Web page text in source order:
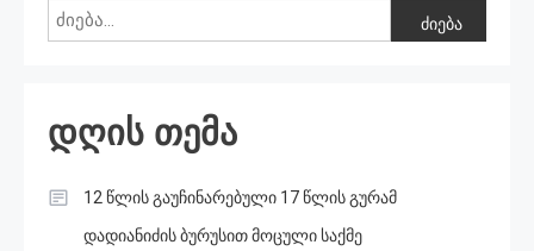
ძიება
დღის თემა
12 წლის გაუჩინარებული 17 წლის გურამ
დადიანიძის ბურუსით მოცული საქმე